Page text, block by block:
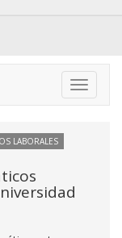
Toggle
LABORALES